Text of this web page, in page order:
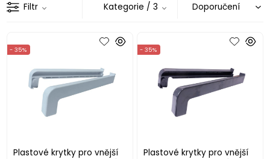
Filtr Kategorie / 3
Plastové krytky pro vnější
- 35%
Plastové krytky pro vnější
- 35%